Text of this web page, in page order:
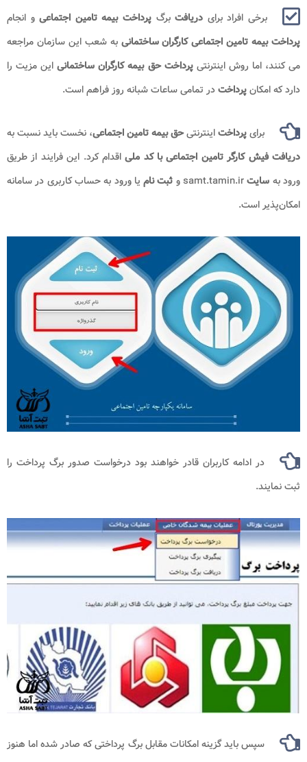
برخی افراد برای دریافتبرگ پرداخت بیمه تامین اجتماعیو انجام
پرداخت بیمه تامین اجتماعی کارگران ساختمانی به شعب این سازمان مراجعه
می کنند، اما روش اینترنتیپرداخت حق بیمه کارگران ساختمانیاین مزیت را
دارد که امکانپرداختدر تمامی ساعات شبانه روز فراهم است.
برایپرداختاینترنتیحق بیمه تامین اجتماعی، نخست باید نسبت به
دریافت فیش کارگر تامین اجتماعی با کد ملیاقدام کرد. این فرایند از طریق
ورود به سایتsamt.tamin.ir و ثبت نامیا ورود به حساب کاربری در سامانه
امکان‌پذیر است.
در ادامه کاربران قادر خواهند بود درخواست صدور برگ پرداخت را
ثبت نمایند.
سپس باید گزینه امکانات مقابل برگ پرداختی که صادر شده اما هنوز